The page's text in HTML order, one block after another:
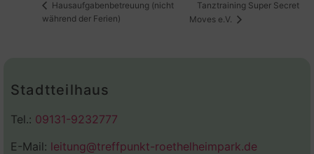
Hausaufgabenbetreuung (nicht
während der Ferien)
Tanztraining Super Secret
Moves e.V.
Stadtteilhaus
Tel.: 09131-9232777
E-Mail: leitung@treffpunkt-roethelheimpark.de